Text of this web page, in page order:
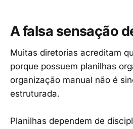
A falsa sensação
Muitas diretorias acreditam
porque possuem planilhas
organização manual não é
estruturada.
Planilhas dependem de